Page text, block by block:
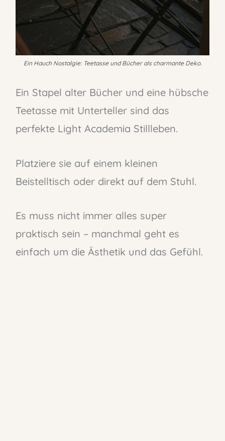
Ein Hauch Nostalgie: Teetasse und Bücher als charmante Deko.
Ein Stapel alter Bücher und eine hübsche
Teetasse mit Unterteller sind das
perfekte Light Academia Stillleben.
Platziere sie auf einem kleinen
Beistelltisch oder direkt auf dem Stuhl.
Es muss nicht immer alles super
praktisch sein – manchmal geht es
einfach um die Ästhetik und das Gefühl.